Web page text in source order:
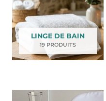
LINGE DE BAIN
19 PRODUITS